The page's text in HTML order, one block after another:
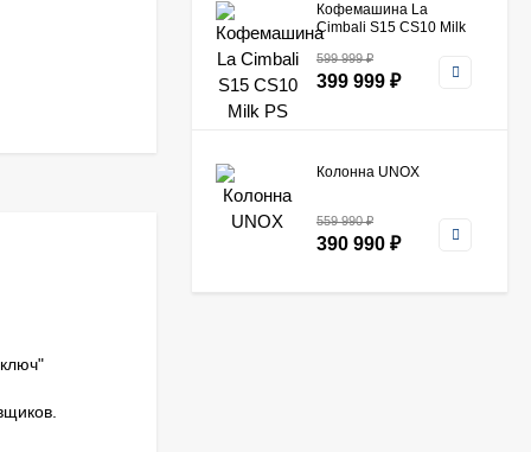
Кофемашина La
Cimbali S15 CS10 Milk
599 999₽
399 999 ₽
Колонна UNOX
559 990₽
390 990 ₽